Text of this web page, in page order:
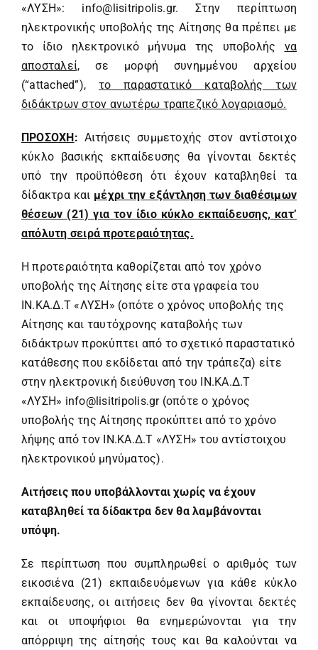
«ΛΥΣΗ»: info@lisitripolis.gr. Στην περίπτωση
ηλεκτρονικής υποβολής της Αίτησης θα πρέπει με
το ίδιο ηλεκτρονικό μήνυμα της υποβολής να
αποσταλεί, σε μορφή συνημμένου αρχείου
(“attached”), το παραστατικό καταβολής των
διδάκτρων στον ανωτέρω τραπεζικό λογαριασμό.
ΠΡΟΣΟΧΗ: Αιτήσεις συμμετοχής στον αντίστοιχο
κύκλο βασικής εκπαίδευσης θα γίνονται δεκτές
υπό την προϋπόθεση ότι έχουν καταβληθεί τα
δίδακτρα και μέχρι την εξάντληση των διαθέσιμων
θέσεων (21) για τον ίδιο κύκλο εκπαίδευσης, κατ’
απόλυτη σειρά προτεραιότητας.
Η προτεραιότητα καθορίζεται από τον χρόνο
υποβολής της Αίτησης είτε στα γραφεία του
ΙΝ.ΚΑ.Δ.Τ «ΛΥΣΗ» (οπότε ο χρόνος υποβολής της
Αίτησης και ταυτόχρονης καταβολής των
διδάκτρων προκύπτει από το σχετικό παραστατικό
κατάθεσης που εκδίδεται από την τράπεζα) είτε
στην ηλεκτρονική διεύθυνση του ΙΝ.ΚΑ.Δ.Τ
«ΛΥΣΗ» info@lisitripolis.gr (οπότε ο χρόνος
υποβολής της Αίτησης προκύπτει από το χρόνο
λήψης από τον ΙΝ.ΚΑ.Δ.Τ «ΛΥΣΗ» του αντίστοιχου
ηλεκτρονικού μηνύματος).
Αιτήσεις που υποβάλλονται χωρίς να έχουν
καταβληθεί τα δίδακτρα δεν θα λαμβάνονται
υπόψη.
Σε περίπτωση που συμπληρωθεί ο αριθμός των
εικοσιένα (21) εκπαιδευόμενων για κάθε κύκλο
εκπαίδευσης, οι αιτήσεις δεν θα γίνονται δεκτές
και οι υποψήφιοι θα ενημερώνονται για την
απόρριψη της αίτησής τους και θα καλούνται να